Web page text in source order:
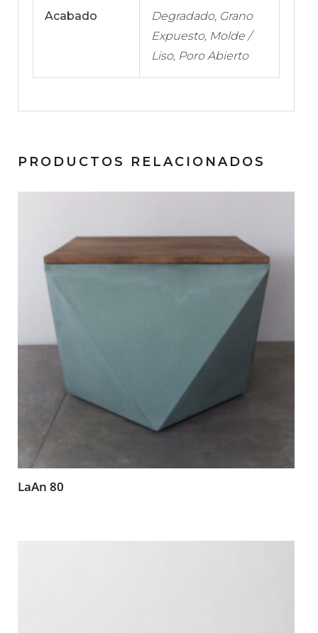
Acabado
Degradado, Grano
Expuesto, Molde /
Liso, Poro Abierto
PRODUCTOS RELACIONADOS
LaAn 80